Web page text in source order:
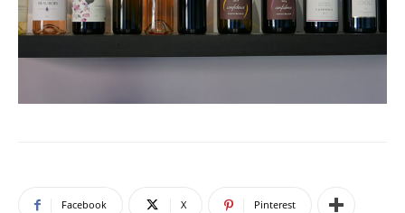
Facebook X Pinterest